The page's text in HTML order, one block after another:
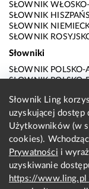
SŁOWNIK WŁOSKO-
SŁOWNIK
SŁOWNIK
SŁOWNIK
Słowniki
SŁOWNIK POLSKO-
SŁOWNIK POLSKO-
SŁOWNIK POLSKO-
SŁOWNIK POLSKO-
SŁOWNIK POLSKO-
SŁOWNIK
SŁOWNIK
SŁOWNIK
SŁOWNIK
SŁOWNIK
Słownik Ling
uzyskującej dostęp
Użytkowników (w
cookies).
Prywatności i
uzyskiwanie
https://www.ling.pl